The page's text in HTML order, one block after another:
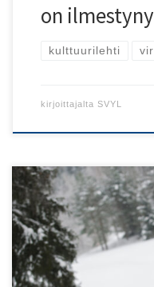
on
kulttuurilehti
kirjoittajalta SVYL
Liikuntavuosi 2023 on
liikunnallisia muutoksia